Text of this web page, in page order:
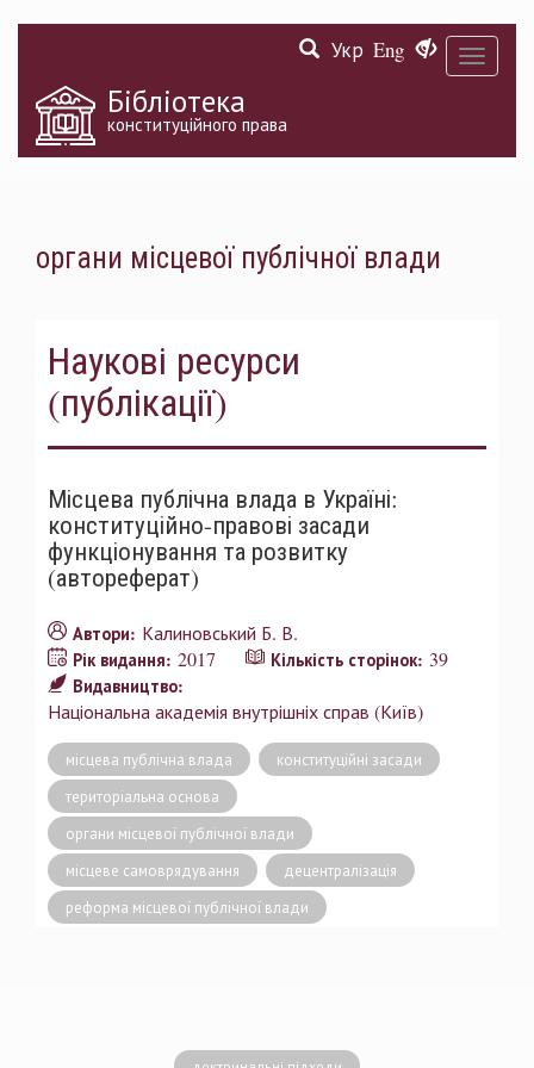
Toggle
Укр Eng
Бібліотека
конституційного права
органи місцевої публічної влади
Наукові ресурси
(публікації)
Місцева публічна влада в Україні:
конституційно-правові засади
функціонування та розвитку
(автореферат)
Автори: Калиновський Б. В.
Рік видання: 2017 Кількість сторінок: 39
Видавництво:
Національна академія внутрішніх справ (Київ)
місцева публічна влада
конституційні засади
територіальна основа
органи місцевої публічної влади
місцеве самоврядування
децентралізація
реформа місцевої публічної влади